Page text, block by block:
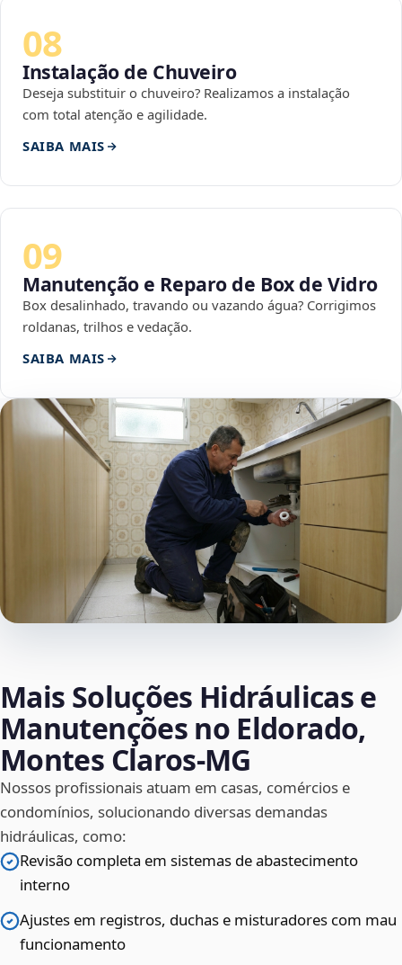
08
Instalação de Chuveiro
Deseja substituir o chuveiro? Realizamos a instalação
com total atenção e agilidade.
SAIBA MAIS
09
Manutenção e Reparo de Box de Vidro
Box desalinhado, travando ou vazando água? Corrigimos
roldanas, trilhos e vedação.
SAIBA MAIS
Mais Soluções Hidráulicas e
Manutenções no Eldorado,
Montes Claros‑MG
Nossos profissionais atuam em casas, comércios e
condomínios, solucionando diversas demandas
hidráulicas, como:
Revisão completa em sistemas de abastecimento
interno
Ajustes em registros, duchas e misturadores com mau
funcionamento